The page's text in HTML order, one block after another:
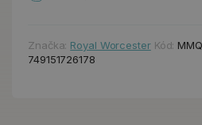
Značka: Royal Worcester Kód:
749151726178